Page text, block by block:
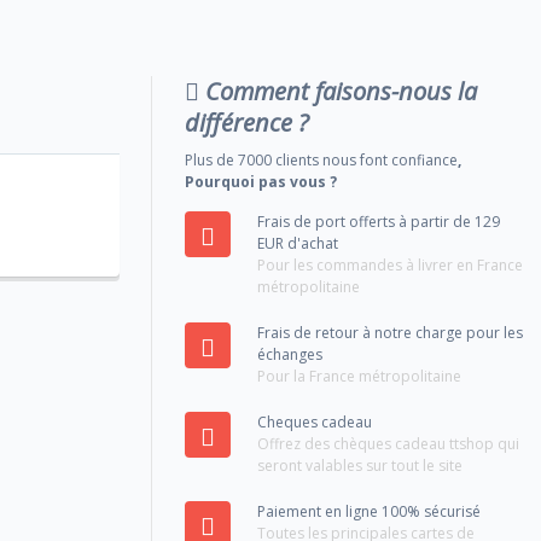
Comment faisons-nous la
différence ?
Plus de 7000 clients nous font confiance,
Pourquoi pas vous ?
Frais de port offerts à partir de 129
EUR d'achat
Pour les commandes à livrer en France
métropolitaine
Frais de retour à notre charge pour les
échanges
Pour la France métropolitaine
Cheques cadeau
Offrez des chèques cadeau ttshop qui
seront valables sur tout le site
Paiement en ligne 100% sécurisé
Toutes les principales cartes de